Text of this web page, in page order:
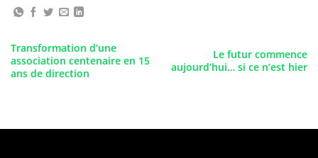
Transformation d’une
association centenaire en 15
ans de direction
Le futur commence
aujourd’hui… si ce n’est hier